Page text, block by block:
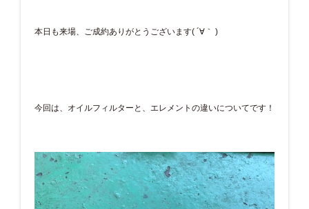
本日も来場、ご成約ありがとうございます( ´∀｀ )
今回は、オイルフィルターと、エレメントの違いについてです！